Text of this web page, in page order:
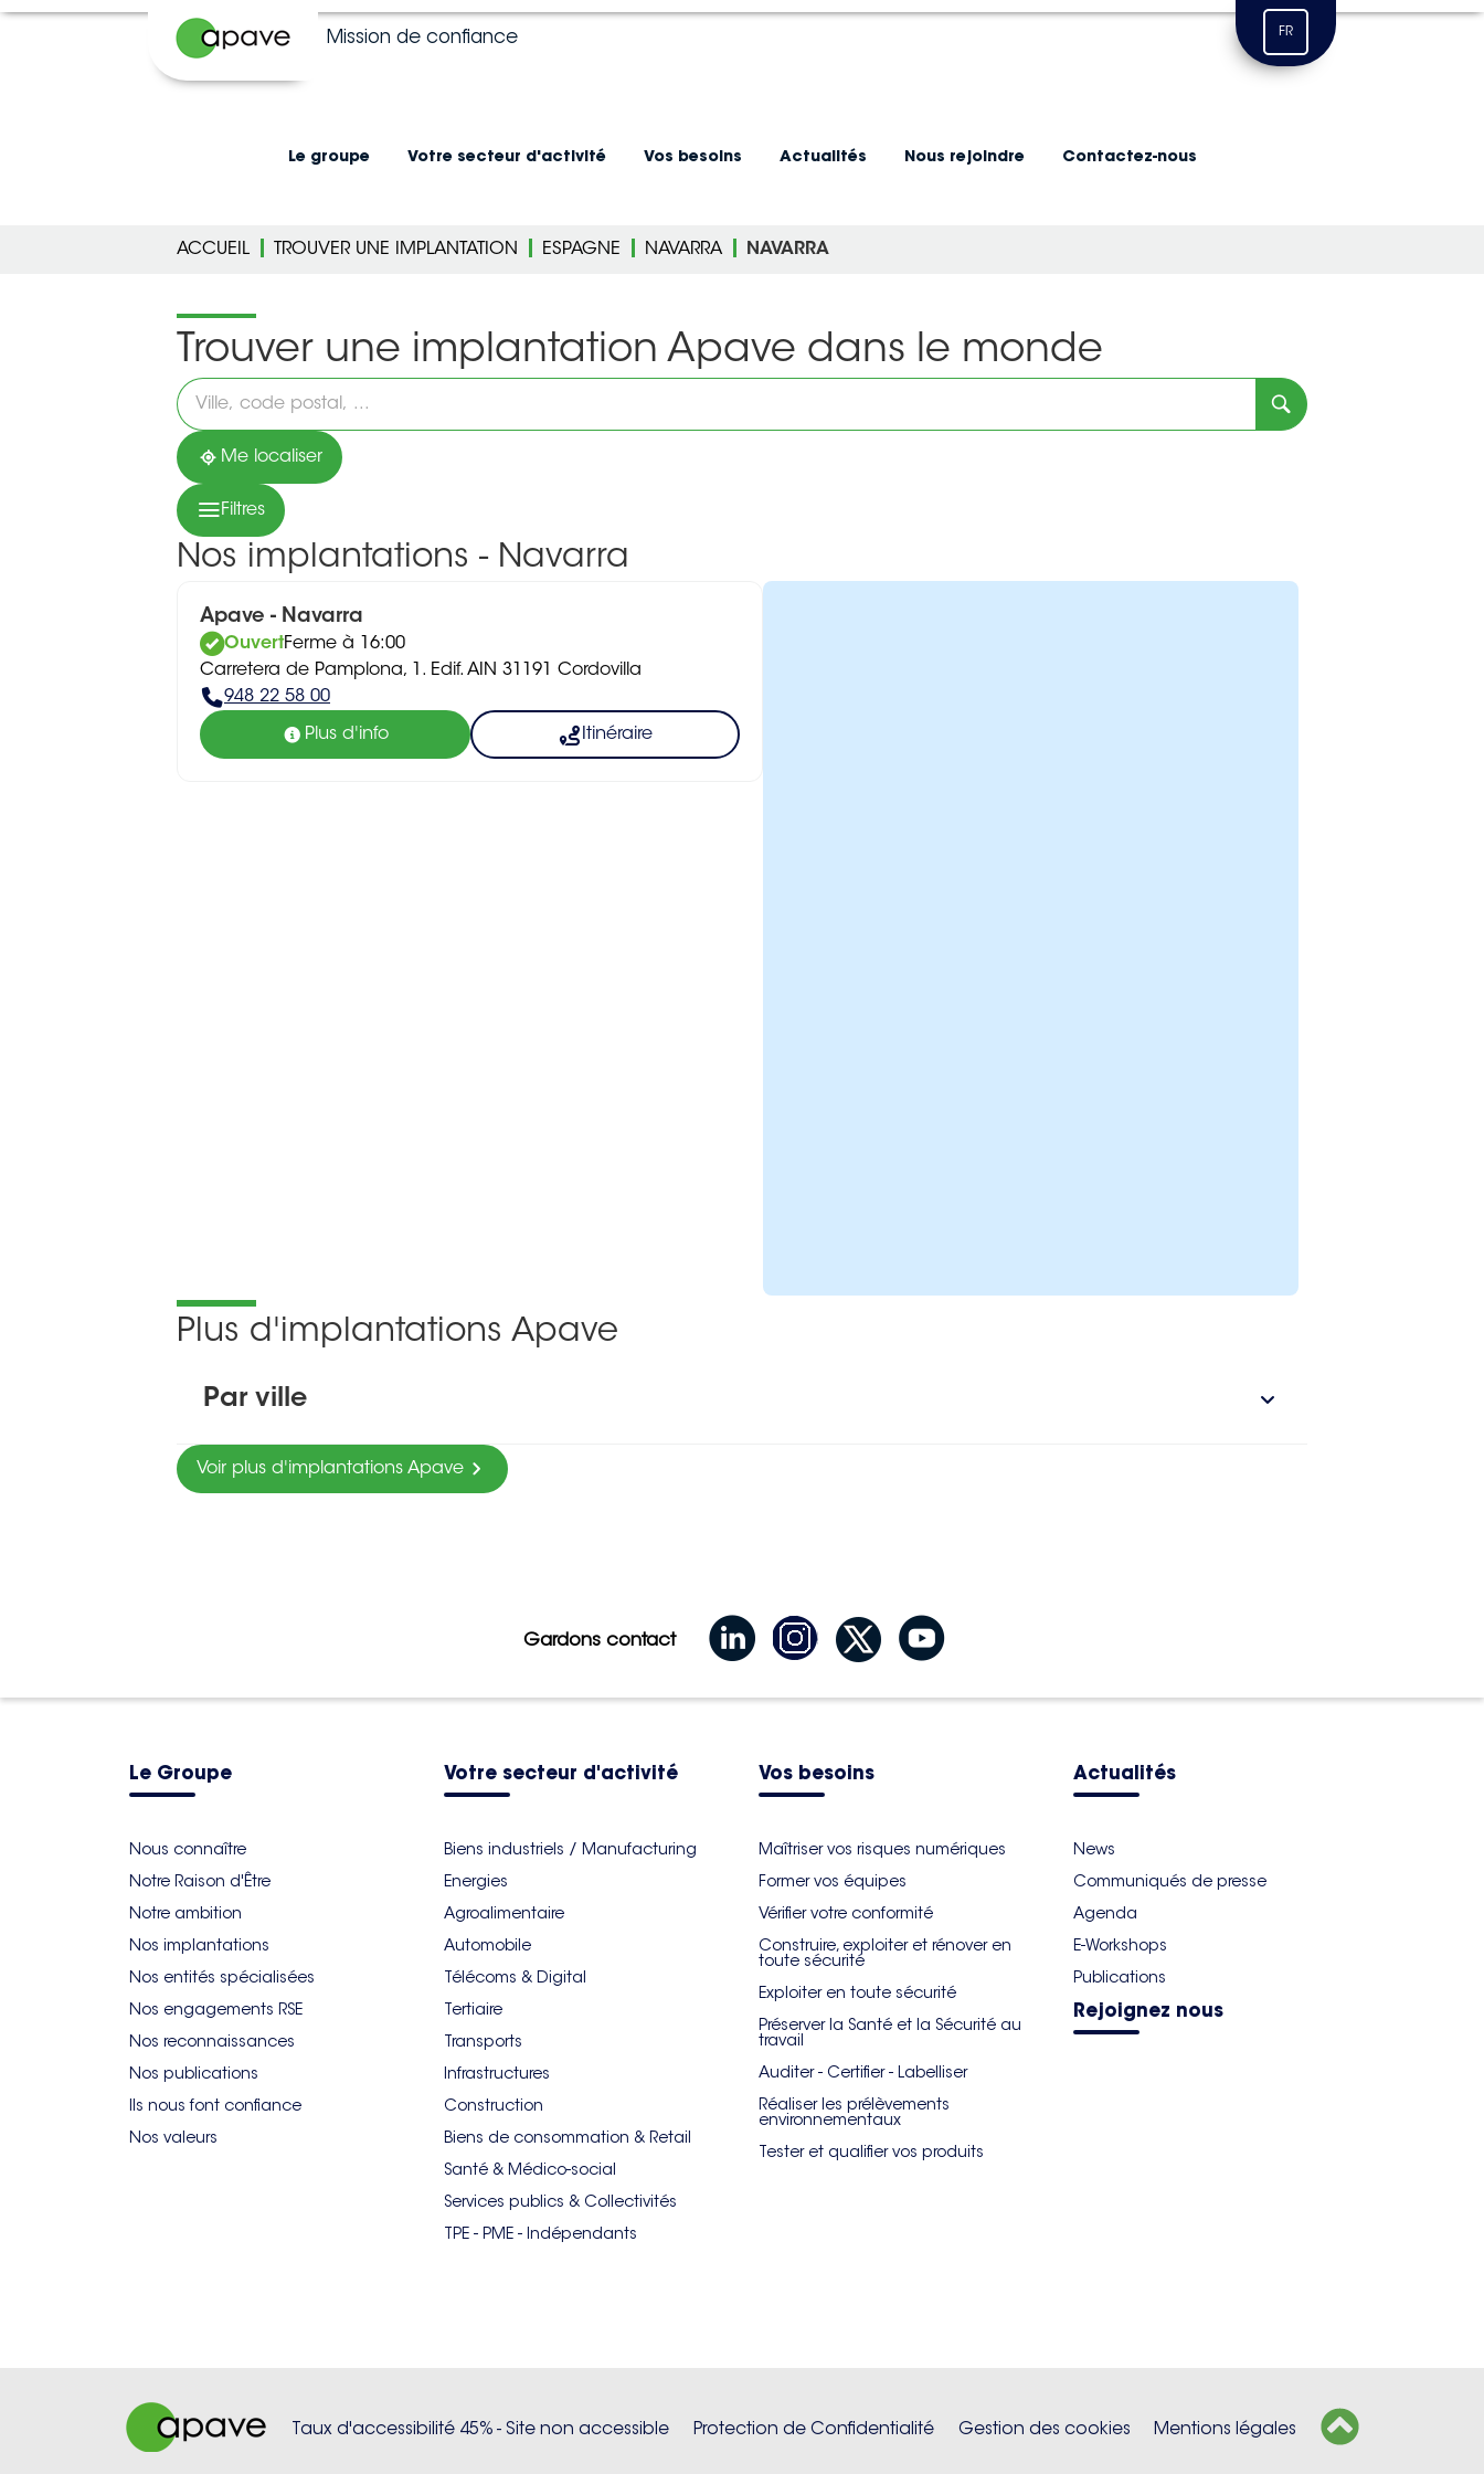
Mission de confiance FR
Le groupe Votre secteur d'activité Vos besoins Actualités Nous rejoindre Contactez-nous
ACCUEIL TROUVER UNE IMPLANTATION ESPAGNE NAVARRA NAVARRA
Trouver une implantation Apave dans le monde
Veuillez
renseigner
une
adresse
Me localiser
Filtres
Nos implantations - Navarra
Apave - Navarra
OuvertFerme à 16:00
Carretera de Pamplona, 1. Edif. AIN 31191 Cordovilla
948 22 58 00
Plus d'info Itinéraire
Plus d'implantations Apave
Par ville
Voir plus d'implantations Apave
Gardons contact
Le Groupe
Nous connaître
Notre Raison d'Être
Notre ambition
Nos implantations
Nos entités spécialisées
Nos engagements RSE
Nos reconnaissances
Nos publications
Ils nous font confiance
Nos valeurs
Votre secteur d'activité
Biens industriels / Manufacturing
Energies
Agroalimentaire
Automobile
Télécoms & Digital
Tertiaire
Transports
Infrastructures
Construction
Biens de consommation & Retail
Santé & Médico-social
Services publics & Collectivités
TPE - PME - Indépendants
Vos besoins
Maîtriser vos risques numériques
Former vos équipes
Vérifier votre conformité
Construire, exploiter et rénover en
toute sécurité
Exploiter en toute sécurité
Préserver la Santé et la Sécurité au
travail
Auditer - Certifier - Labelliser
Réaliser les prélèvements
environnementaux
Tester et qualifier vos produits
Actualités
News
Communiqués de presse
Agenda
E-Workshops
Publications
Rejoignez nous
Taux d'accessibilité 45% - Site non accessible Protection de Confidentialité Gestion des cookies Mentions légales